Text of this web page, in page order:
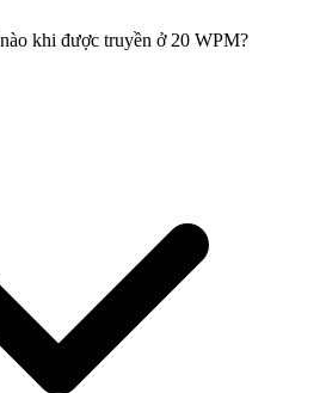
khi được truyền ở 20 WPM?